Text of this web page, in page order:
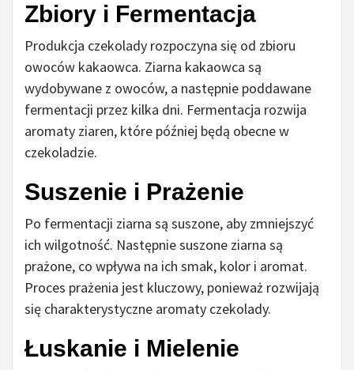
Zbiory i Fermentacja
Produkcja czekolady rozpoczyna się od zbioru
owoców kakaowca. Ziarna kakaowca są
wydobywane z owoców, a następnie poddawane
fermentacji przez kilka dni. Fermentacja rozwija
aromaty ziaren, które później będą obecne w
czekoladzie.
Suszenie i Prażenie
Po fermentacji ziarna są suszone, aby zmniejszyć
ich wilgotność. Następnie suszone ziarna są
prażone, co wpływa na ich smak, kolor i aromat.
Proces prażenia jest kluczowy, ponieważ rozwijają
się charakterystyczne aromaty czekolady.
Łuskanie i Mielenie